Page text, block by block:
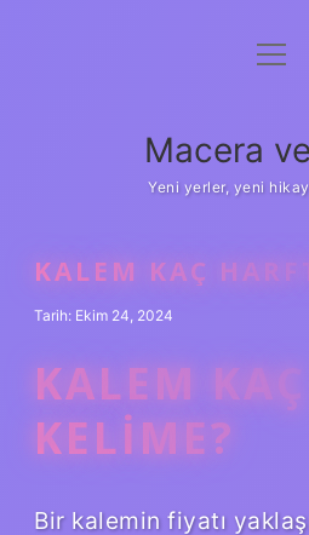
Anasayfa
Yasal
Macera
Yeni yerler, yeni
KALEM KAÇ
Tarih: Ekim 24, 2024
KALEM KAÇ
KELIME?
Bir kalemin fiyatı